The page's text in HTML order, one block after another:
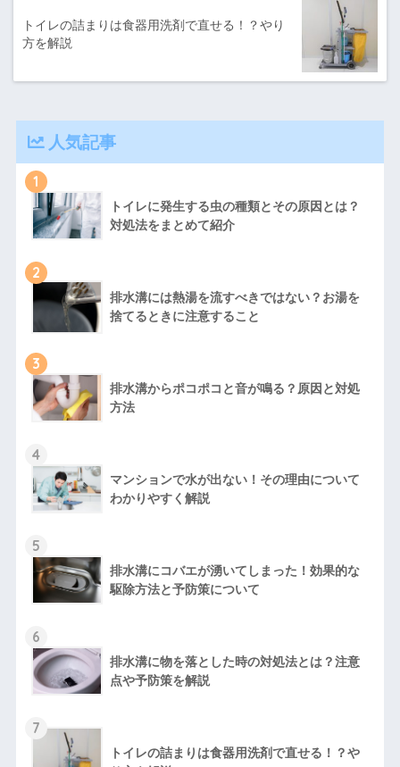
トイレの詰まりは食器用洗剤で直せる！？やり
方を解説
人気記事
1
トイレに発生する虫の種類とその原因とは？
対処法をまとめて紹介
2
排水溝には熱湯を流すべきではない？お湯を
捨てるときに注意すること
3
排水溝からポコポコと音が鳴る？原因と対処
方法
4
マンションで水が出ない！その理由について
わかりやすく解説
5
排水溝にコバエが湧いてしまった！効果的な
駆除方法と予防策について
6
排水溝に物を落とした時の対処法とは？注意
点や予防策を解説
7
トイレの詰まりは食器用洗剤で直せる！？や